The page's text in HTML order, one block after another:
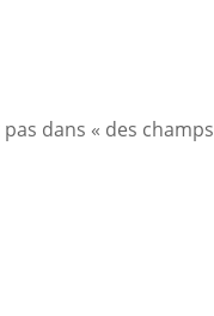
dans « des champs